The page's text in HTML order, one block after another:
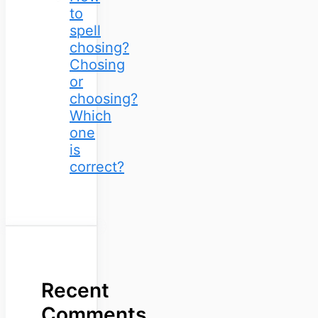
to
spell
chosing?
Chosing
or
choosing?
Which
one
is
correct?
Recent